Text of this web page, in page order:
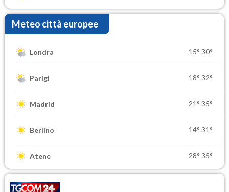
Meteo città europee
Londra 15° 30°
Parigi 18° 32°
Madrid 21° 35°
Berlino 14° 31°
Atene 28° 35°